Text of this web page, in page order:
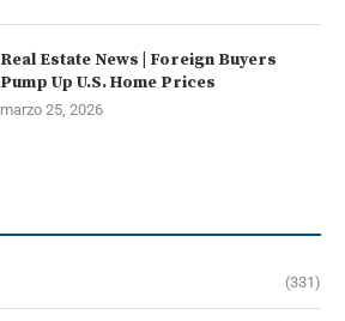
Real Estate News | Foreign Buyers
Pump Up U.S. Home Prices
marzo 25, 2026
(331)